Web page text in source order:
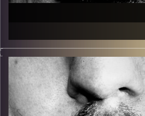
של הופעות חיות. הרבה ג'אם, רוק,
בלוז, bluegrass, ג'אז, Fאנק, פרוגרסיב ואפילו אלקטרוניקה.
David